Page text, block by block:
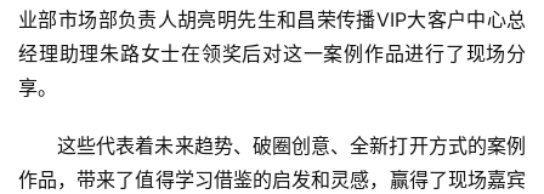
业部市场部负责人胡亮明先生和昌荣传播VIP大客户中心总
经理助理朱路女士在领奖后对这一案例作品进行了现场分
享。
这些代表着未来趋势、破圈创意、全新打开方式的案例
作品，带来了值得学习借鉴的启发和灵感，赢得了现场嘉宾